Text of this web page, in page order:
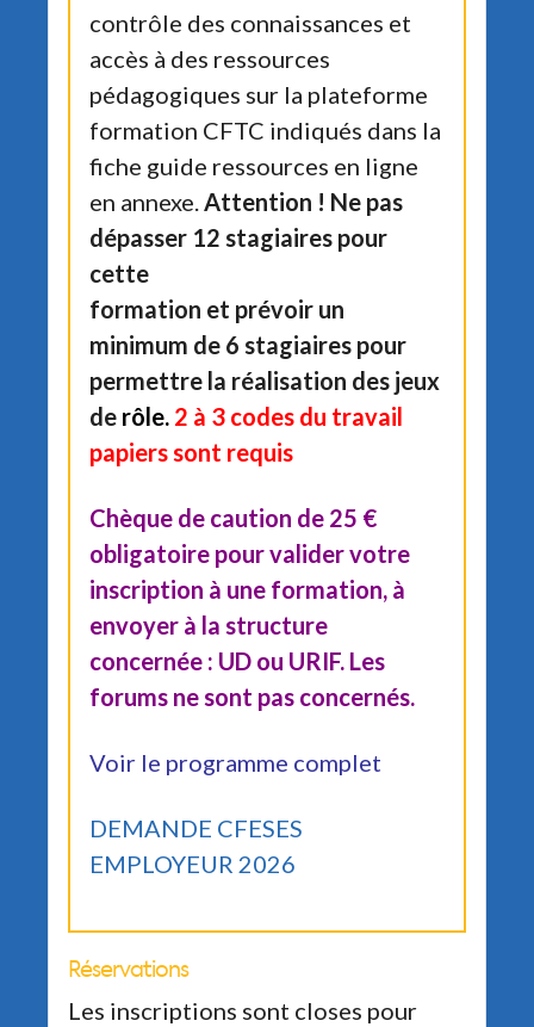
contrôle des connaissances et
accès à des ressources
pédagogiques sur la plateforme
formation CFTC indiqués dans la
fiche guide ressources en ligne
en annexe. Attention ! Ne pas
dépasser 12 stagiaires pour
cette
formation et prévoir un
minimum de 6 stagiaires pour
permettre la réalisation des jeux
de rôle. 2 à 3 codes du travail
papiers sont requis
Chèque de caution de 25 €
obligatoire pour valider votre
inscription à une formation, à
envoyer à la structure
concernée : UD ou URIF. Les
forums ne sont pas concernés.
Voir le programme complet
DEMANDE CFESES
EMPLOYEUR 2026
Réservations
Les inscriptions sont closes pour